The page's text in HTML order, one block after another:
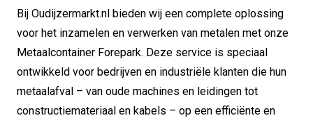
Bij Oudijzermarkt.nl bieden wij een complete oplossing
voor het inzamelen en verwerken van metalen met onze
Metaalcontainer Forepark. Deze service is speciaal
ontwikkeld voor bedrijven en industriële klanten die hun
metaalafval – van oude machines en leidingen tot
constructiemateriaal en kabels – op een efficiënte en